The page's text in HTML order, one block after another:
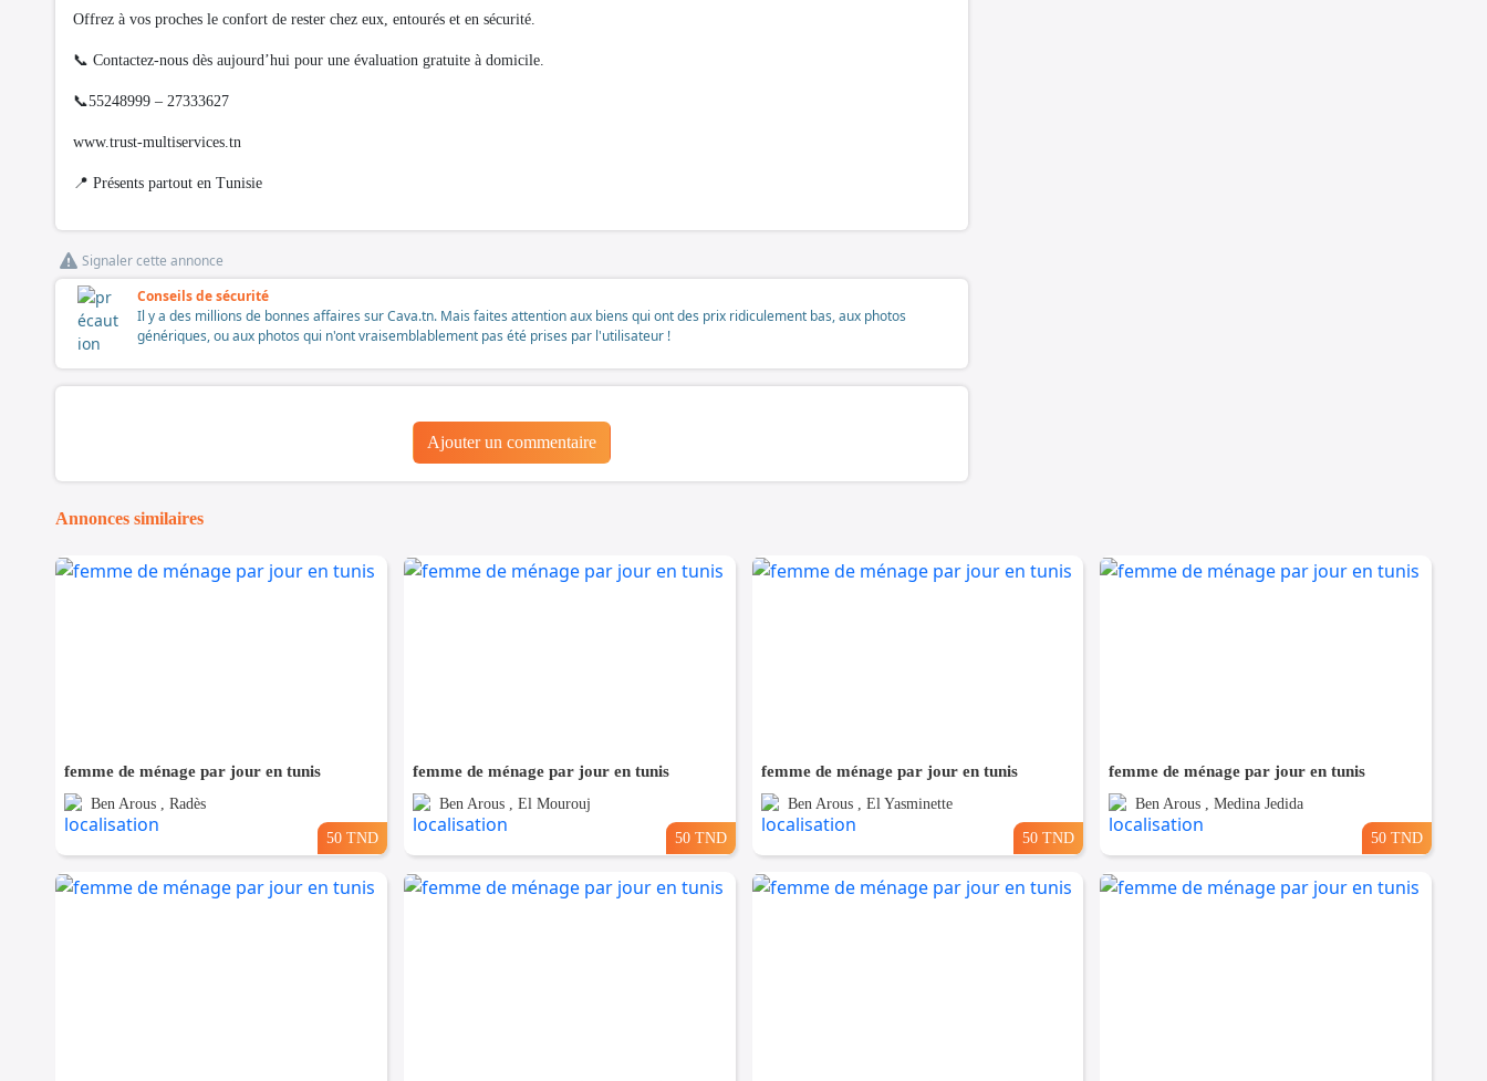
Offrez à vos proches le confort de rester chez eux, entourés et en sécurité.
📞 Contactez-nous dès aujourd’hui pour une évaluation gratuite à domicile.
📞55248999 – 27333627
www.trust-multiservices.tn
📍 Présents partout en Tunisie
Signaler cette annonce
Conseils de sécurité
Il y a des millions de bonnes affaires sur Cava.tn. Mais faites attention aux biens qui ont des prix ridiculement bas, aux photos
génériques, ou aux photos qui n'ont vraisemblablement pas été prises par l'utilisateur !
Ajouter un commentaire
Annonces similaires
femme de ménage par jour en tunis
Ben Arous , Radès
50 TND
femme de ménage par jour en tunis
Ben Arous , El Mourouj
50 TND
femme de ménage par jour en tunis
Ben Arous , El Yasminette
50 TND
femme de ménage par jour en tunis
Ben Arous , Medina Jedida
50 TND